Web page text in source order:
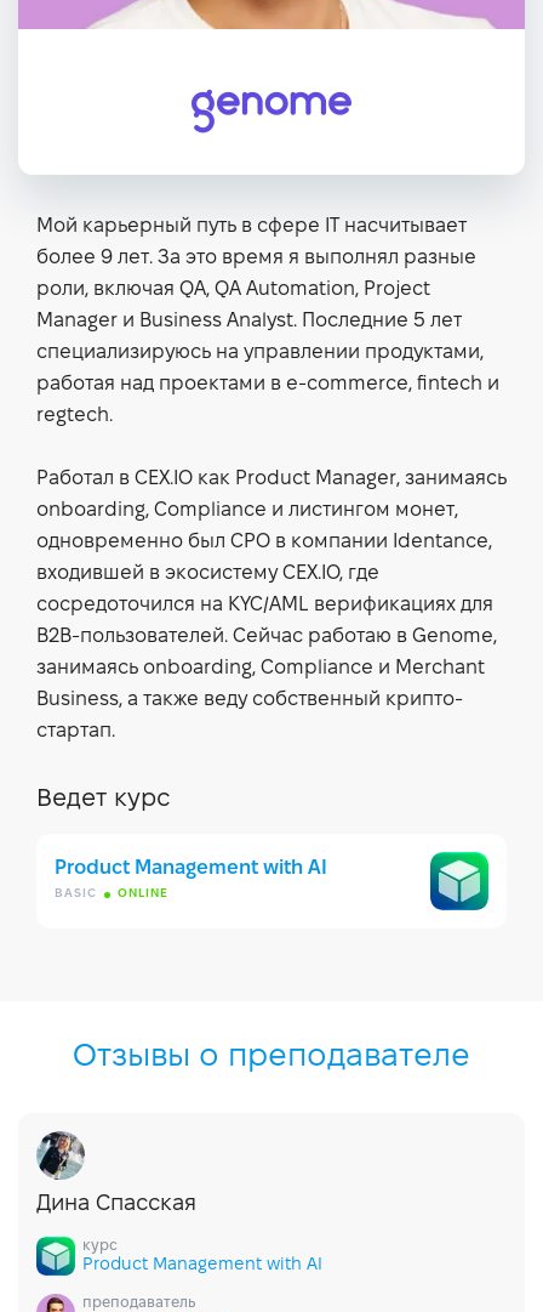
Мой карьерный путь в сфере IT насчитывает
более 9 лет. За это время я выполнял разные
роли, включая QA, QA Automation, Project
Manager и Business Analyst. Последние 5 лет
специализируюсь на управлении продуктами,
работая над проектами в e-commerce, fintech и
regtech.
Работал в CEX.IO как Product Manager, занимаясь
onboarding, Compliance и листингом монет,
одновременно был CPO в компании Identance,
входившей в экосистему CEX.IO, где
сосредоточился на KYC/AML верификациях для
B2B-пользователей. Сейчас работаю в Genome,
занимаясь onboarding, Compliance и Merchant
Business, а также веду собственный крипто-
стартап.
Ведет курс
Product Management with AI
BASIC ONLINE
Отзывы о преподавателе
Дина Спасская
курс
Product Management with AI
преподаватель